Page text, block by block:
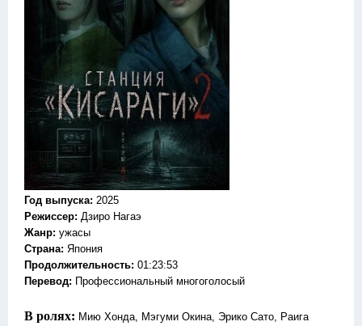
Год выпуска: 2025
Режиссер: Дзиро Нагаэ
Жанр: ужасы
Страна: Япония
Продолжительность: 01:23:53
Перевод: Профессиональный многоголосый
В ролях: Мию Хонда, Мэгуми Окина, Эрико Сато, Раига